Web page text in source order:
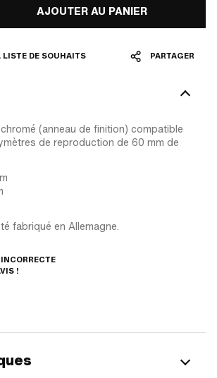
AJOUTER AU PANIER
LISTE DE SOUHAITS PARTAGER
(anneau de finition) compatible
de reproduction de 60 mm de
fabriqué en Allemagne.
!